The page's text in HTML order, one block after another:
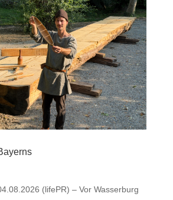
(lifePR) – Vor Wasserburg